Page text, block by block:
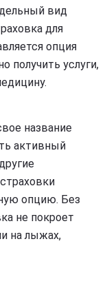
вид
для
опция
получить услуги,
название
активный
опцию. Без
не покроет
на лыжах,